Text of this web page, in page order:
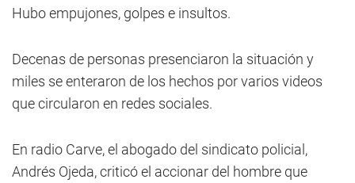
Hubo empujones, golpes e insultos.
Decenas de personas presenciaron la situación y
miles se enteraron de los hechos por varios videos
que circularon en redes sociales.
En radio Carve, el abogado del sindicato policial,
Andrés Ojeda, criticó el accionar del hombre que